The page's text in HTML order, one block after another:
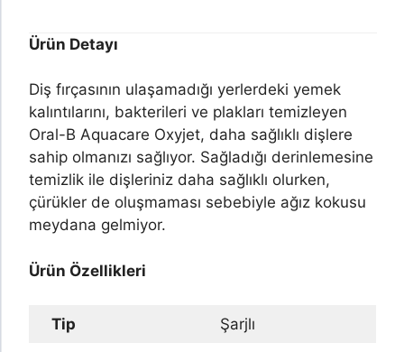
Ürün Detayı
Diş fırçasının ulaşamadığı yerlerdeki yemek
kalıntılarını, bakterileri ve plakları temizleyen
Oral-B Aquacare Oxyjet, daha sağlıklı dişlere
sahip olmanızı sağlıyor. Sağladığı derinlemesine
temizlik ile dişleriniz daha sağlıklı olurken,
çürükler de oluşmaması sebebiyle ağız kokusu
meydana gelmiyor.
Ürün Özellikleri
Tip Şarjlı